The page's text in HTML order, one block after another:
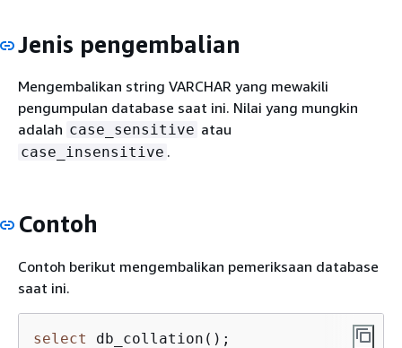
Jenis pengembalian
Mengembalikan string VARCHAR yang mewakili
pengumpulan database saat ini. Nilai yang mungkin
adalah case_sensitive atau
case_insensitive .
Contoh
Contoh berikut mengembalikan pemeriksaan database
saat ini.
select db_collation();